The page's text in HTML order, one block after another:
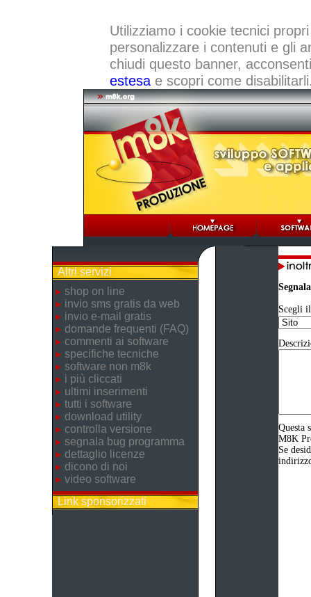
Utilizziamo i cookie tecnici
personalizzare i contenuti e gli
chiudi questo banner,
estesae scopri come
Altri servizi
shop on line
invio sms gratis da web
invio e-mail gratis
domande frequenti (FAQ)
commenti ai software
specifiche tecniche
software non m8k
i più cliccati
ultimi inserimenti
tutti i software
download utility
controlla versione
segnala bug programma
dettaglio licenze
dicono di noi
video software
Link sponsorizzati
Scegli
Questa
M8K
Se